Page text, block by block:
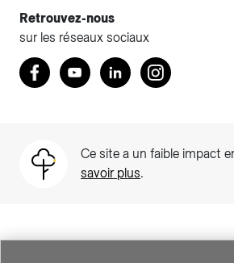
Retrouvez-nous
sur les réseaux sociaux
Retrouvez nous sur Facebook
YoutubeLinkedInInstagram
Ce site a un faible impact
savoir plus.
Accéder à votre espace
Votre espace client SIG n'est pas
Particuliers)